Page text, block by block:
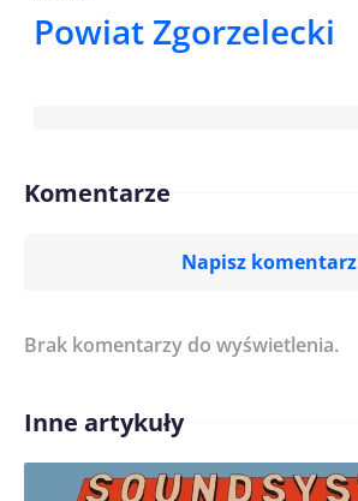
Powiat Zgorzelecki
Komentarze
Napisz komentarz
Treść komentarza*
Imię/ Nick*
Brak komentarzy do wyświetlenia.
Inne artykuły